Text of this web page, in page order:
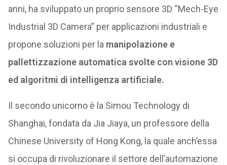
anni, ha sviluppato un proprio sensore 3D “Mech-Eye
Industrial 3D Camera” per applicazioni industriali e
propone soluzioni per la manipolazione e
pallettizzazione automatica svolte con visione 3D
ed algoritmi di intelligenza artificiale.
Il secondo unicorno è la Simou Technology di
Shanghai, fondata da Jia Jiaya, un professore della
Chinese University of Hong Kong, la quale anch’essa
si occupa di rivoluzionare il settore dell’automazione